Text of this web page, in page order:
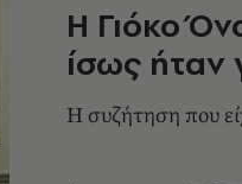
Η Γιόκο
ίσως ήταν
Η συζήτηση που